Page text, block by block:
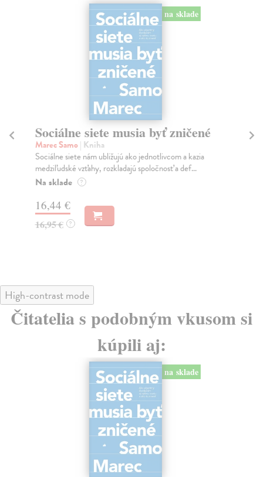
na sklade
Sociálne siete musia byť zničené
Marec Samo| Kniha
Sociálne siete nám ubližujú ako jednotlivcom a kazia
medziľudské vzťahy, rozkladajú spoločnosť a def...
Na sklade ?
16,44 €
16,95 € ?
High-contrast mode
Čitatelia s podobným vkusom si
kúpili aj:
na sklade